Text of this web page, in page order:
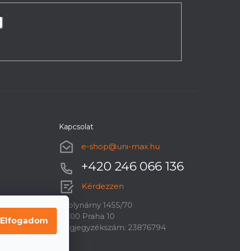
Elfogadom
Kapcsolat
e-shop@uni-max.hu
+420 246 066 136
Kérdezzen
U plynárny 1455/70
10100 Praha 10
Cégjegyzékszám: 23876794